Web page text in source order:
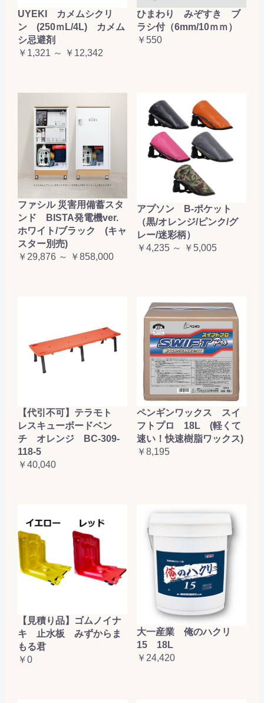
お買い物を続ける カートへ進む
UYEKI カメムシクリ
ン (250ｍL/4L) カメム
シ忌避剤
￥1,321 ～ ￥12,342
ひまわり みぞすき ブ
ラシ付（6mm/10ｍｍ）
￥550
ファシル 災害用備蓄スタ
ンド BISTA発電機ver.
ホワイト/ブラック (キャ
スター別売)
￥29,876 ～ ￥858,000
アプソン B-ポケット
（黒/オレンジ/ピンク/グ
レー/迷彩柄）
￥4,235 ～ ￥5,005
【代引不可】テラモト
レスキューボードベン
チ オレンジ BC-309-
118-5
￥40,040
ペンギンワックス スイ
フトプロ 18L (軽くて
速い！快速樹脂ワックス)
￥8,195
【見積り品】ゴムノイナ
キ 止水板 みずからま
もる君
￥0
大一産業 俺のハクリ
15 18L
￥24,420